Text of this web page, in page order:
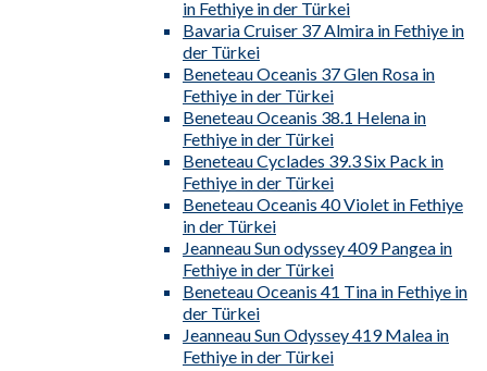
in Fethiye in der Türkei
Bavaria Cruiser 37 Almira in Fethiye in
der Türkei
Beneteau Oceanis 37 Glen Rosa in
Fethiye in der Türkei
Beneteau Oceanis 38.1 Helena in
Fethiye in der Türkei
Beneteau Cyclades 39.3 Six Pack in
Fethiye in der Türkei
Beneteau Oceanis 40 Violet in Fethiye
in der Türkei
Jeanneau Sun odyssey 409 Pangea in
Fethiye in der Türkei
Beneteau Oceanis 41 Tina in Fethiye in
der Türkei
Jeanneau Sun Odyssey 419 Malea in
Fethiye in der Türkei